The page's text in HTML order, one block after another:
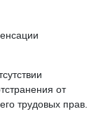
от
трудовых прав.